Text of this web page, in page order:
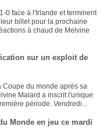
0 face à l'Irlande et terminent
billet pour la prochaine
à chaud de Melvine
sur un exploit de
Coupe du monde après sa
Malard a inscrit l'unique
période. Vendredi...
Monde en jeu ce mardi